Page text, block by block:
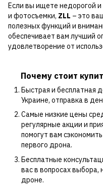
Если вы ищете недорогой
и фотосъемки, ZLL – это
полезных функций и
обеспечивает вам лучший
удовлетворение от
Почему стоит
Быстрая и бесплатная
Украине, отправка в
Самые низкие цены
регулярные акции и
помогут вам
первого дрона.
Бесплатные
вас в вопросах выбора,
дроне.